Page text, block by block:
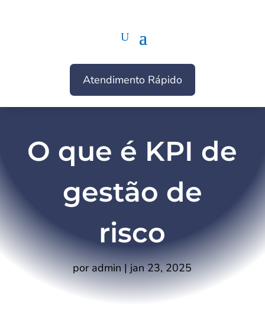
Atendimento Rápido
O que é KPI de
gestão de
risco
poradmin|jan 23, 2025